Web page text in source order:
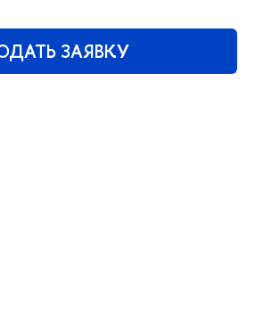
ЗАЯВКУ